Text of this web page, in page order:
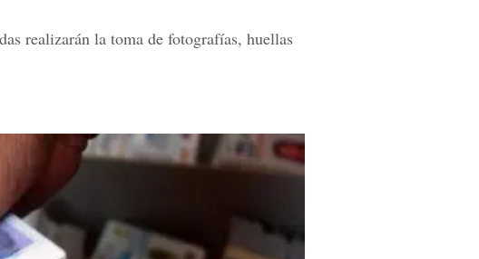
realizarán la toma de fotografías, huellas